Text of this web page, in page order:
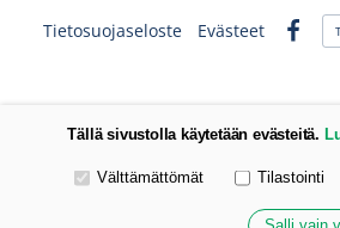
Tietosuojaseloste
Evästeet
Tällä sivustolla käytetään evästeitä.
Valitse käytettävät evästeet
Välttämättömät Tilastointi